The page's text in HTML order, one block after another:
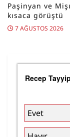
Paşinyan ve
kısaca görüştü
7 AĞUSTOS 2026
Recep
Evet